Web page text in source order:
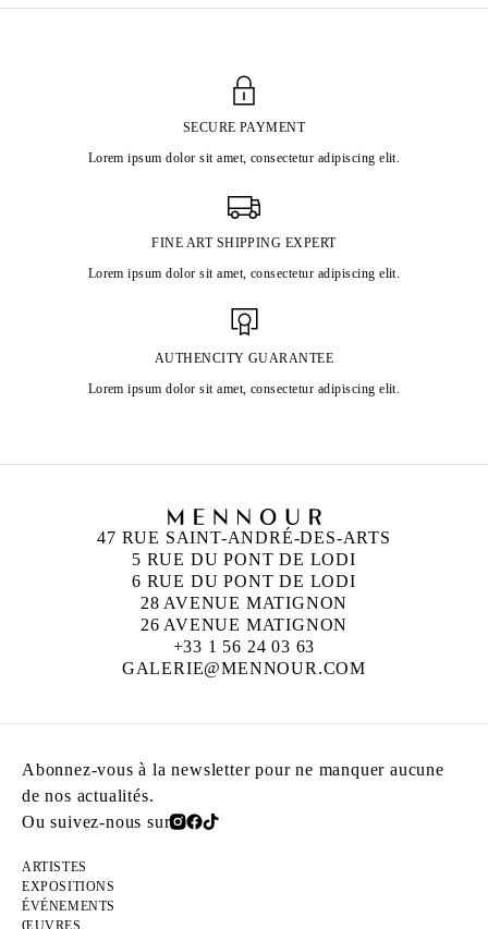
SECURE PAYMENT
Lorem ipsum dolor sit amet, consectetur adipiscing elit.
FINE ART SHIPPING EXPERT
Lorem ipsum dolor sit amet, consectetur adipiscing elit.
AUTHENCITY GUARANTEE
Lorem ipsum dolor sit amet, consectetur adipiscing elit.
47 RUE SAINT-ANDRÉ-DES-ARTS
5 RUE DU PONT DE LODI
6 RUE DU PONT DE LODI
28 AVENUE MATIGNON
26 AVENUE MATIGNON
+33 1 56 24 03 63
GALERIE@MENNOUR.COM
Abonnez-vous à la newsletter pour ne manquer aucune
de nos actualités.
Ou suivez-nous sur
ARTISTES
EXPOSITIONS
ÉVÉNEMENTS
ŒUVRES